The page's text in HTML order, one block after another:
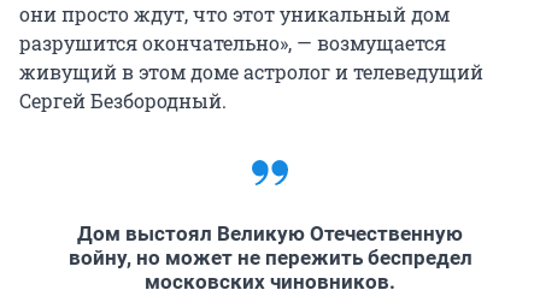
они просто ждут, что этот уникальный дом
разрушится окончательно», — возмущается
живущий в этом доме астролог и телеведущий
Сергей Безбородный.
Дом выстоял Великую Отечественную
войну, но может не пережить беспредел
московских чиновников.